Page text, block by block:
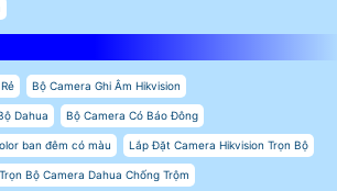
Bộ Camera Ghi Âm Hikvision
Dahua Bộ Camera Có Báo Đông
ban đêm có màu Lắp Đặt Camera Hikvision Trọn Bộ
Trọn Bộ Camera Dahua Chống Trộm